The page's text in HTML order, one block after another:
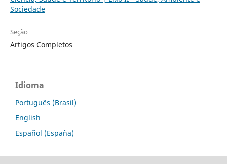
Sociedade
Seção
Artigos Completos
Idioma
Português (Brasil)
English
Español (España)